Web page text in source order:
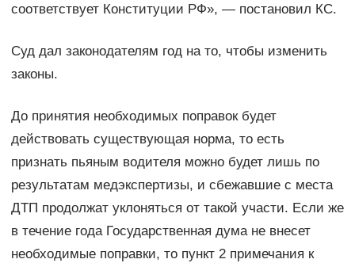
соответствует Конституции РФ», — постановил КС.
Суд дал законодателям год на то, чтобы изменить
законы.
До принятия необходимых поправок будет
действовать существующая норма, то есть
признать пьяным водителя можно будет лишь по
результатам медэкспертизы, и сбежавшие с места
ДТП продолжат уклоняться от такой участи. Если же
в течение года Государственная дума не внесет
необходимые поправки, то пункт 2 примечания к